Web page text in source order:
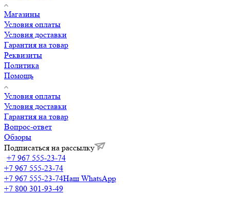
Магазины
Условия оплаты
Условия доставки
Гарантия на товар
Реквизиты
Политика
Помощь
Условия оплаты
Условия доставки
Гарантия на товар
Вопрос-ответ
Обзоры
Подписаться на рассылку
+7 967 555-23-74
+7 967 555-23-74
+7 967 555-23-74Наш WhatsApp
+7 800 301-93-49